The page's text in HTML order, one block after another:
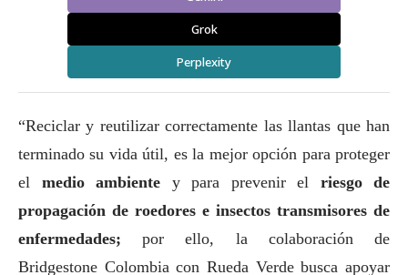
Grok
Perplexity
“Reciclar y reutilizar correctamente las llantas que han
terminado su vida útil, es la mejor opción para proteger
el medio ambiente y para prevenir el riesgo de
propagación de roedores e insectos transmisores de
enfermedades; por ello, la colaboración de
Bridgestone Colombia con Rueda Verde busca apoyar